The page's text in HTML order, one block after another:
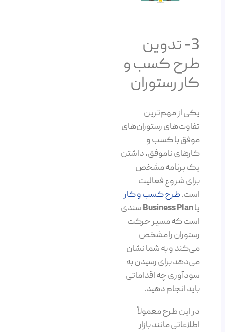
3- تدوین
طرح کسب و
کار رستوران
یکی از مهم‌ترین
تفاوت‌های رستوران‌های
موفق با کسب و
کارهای ناموفق، داشتن
یک برنامه مشخص
برای شروع فعالیت
است.طرح کسب و کار
یاBusiness Planسندی
است که مسیر حرکت
رستوران را مشخص
می‌کند و به شما نشان
می‌دهد برای رسیدن به
سودآوری چه اقداماتی
باید انجام دهید.
در این طرح معمولاً
اطلاعاتی مانند بازار